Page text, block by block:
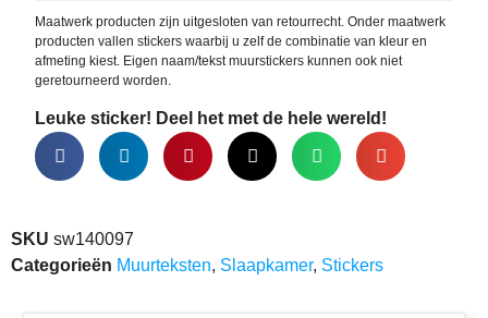
Maatwerk producten zijn uitgesloten van retourrecht. Onder maatwerk
producten vallen stickers waarbij u zelf de combinatie van kleur en
afmeting kiest. Eigen naam/tekst muurstickers kunnen ook niet
geretourneerd worden.
Leuke sticker! Deel het met de hele wereld!
SKU sw140097
Categorieën Muurteksten, Slaapkamer, Stickers